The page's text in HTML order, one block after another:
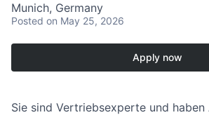
Munich, Germany
Posted on May 25, 2026
Apply now
Sie sind Vertriebsexperte und haben